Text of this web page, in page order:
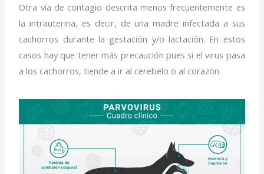
Otra vía de contagio descrita menos frecuentemente es
la intrauterina, es decir, de una madre infectada a sus
cachorros durante la gestación y/o lactación. En estos
casos hay que tener más precaución pues si el virus pasa
a los cachorros, tiende a ir al cerebelo o al corazón.